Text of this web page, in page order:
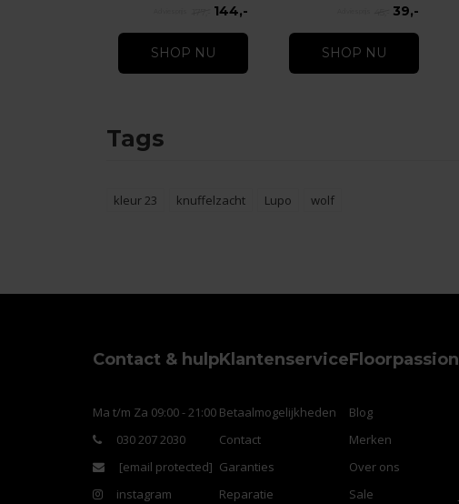
144,-
SHOP NU
39,-
SHOP NU
Tags
kleur 23 knuffelzacht Lupo wolf
Contact & hulp
Ma t/m Za 09:00 - 21:00
030 207 2030
[email protected]
instagram
Klantenservice
Betaalmogelijkheden
Contact
Garanties
Reparatie
Floorpassion
Blog
Merken
Over ons
Sale